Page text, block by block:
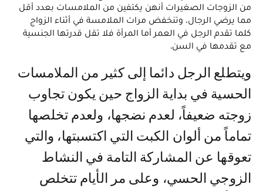
من الزوجات الصغيرات أنهن يكتفين من الملامسات بعدد أقل
مما يرضي الرجال، وتنخفض مرات الملامسة في أثناء الزواج
كلما تقدم الرجل في العمر أما المرأة فلا تقل قدرتها الجنسية
مع تقدمها في السن.
ويتطلع الرجل دائما إلى كثير من الملامسات
الحسية في بداية الزواج حين يكون تجاوب
زوجته ضعيفاً، لعدم نضجها، ولعدم تخلصها
تماماً من ألوان الكبت التي اكتسبتها، والتي
تعوقها عن المشاركة التامة في النشاط
الزوجي الحسي، وعلى مر الأيام تتخلص